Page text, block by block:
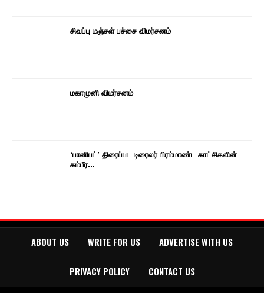
சிவப்பு மஞ்சள் பச்சை விமர்சனம்
மகாமுனி விமர்சனம்
‘பானிபட்’ திரைப்பட டிரைலர் பிரம்மாண்ட காட்சிகளின்
கம்பீர…
ABOUT US WRITE FOR US ADVERTISE WITH US
PRIVACY POLICY CONTACT US